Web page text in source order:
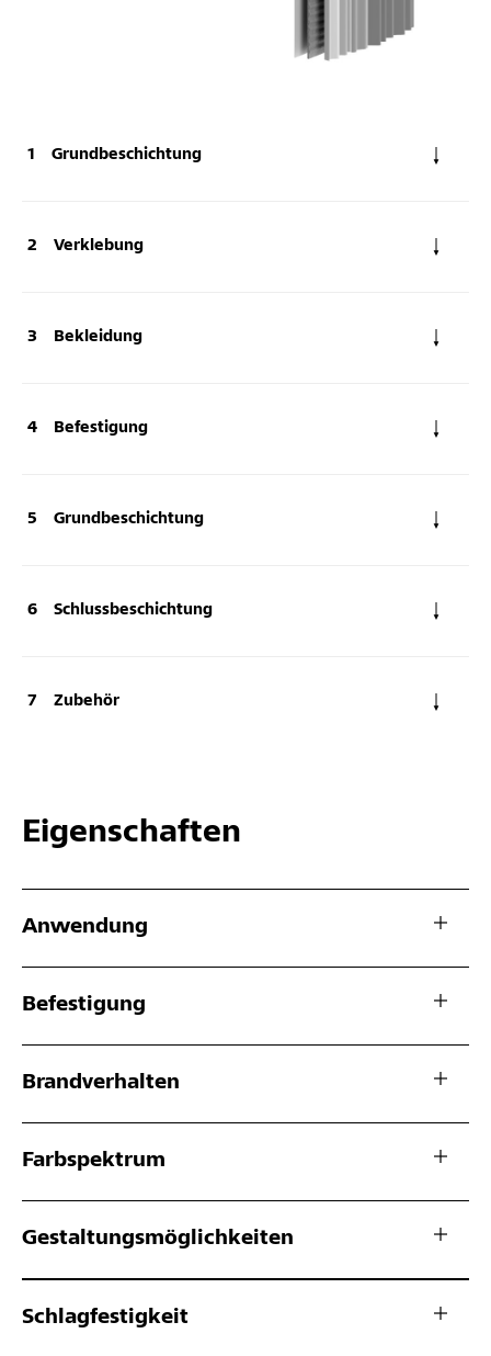
Grundbeschichtung
Verklebung
Bekleidung
Befestigung
Grundbeschichtung
Schlussbeschichtung
Zubehör
Eigenschaften
Anwendung
Befestigung
Brandverhalten
Farbspektrum
Gestaltungsmöglichkeiten
Schlagfestigkeit